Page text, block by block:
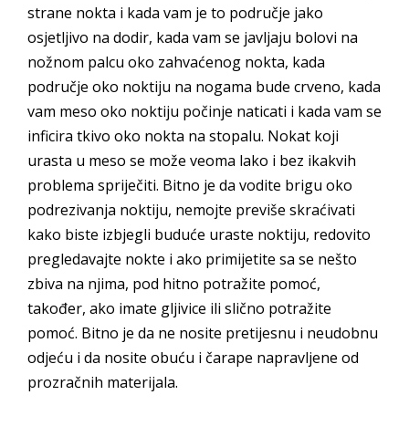
strane nokta i kada vam je to područje jako
osjetljivo na dodir, kada vam se javljaju bolovi na
nožnom palcu oko zahvaćenog nokta, kada
područje oko noktiju na nogama bude crveno, kada
vam meso oko noktiju počinje naticati i kada vam se
inficira tkivo oko nokta na stopalu. Nokat koji
urasta u meso se može veoma lako i bez ikakvih
problema spriječiti. Bitno je da vodite brigu oko
podrezivanja noktiju, nemojte previše skraćivati
kako biste izbjegli buduće uraste noktiju, redovito
pregledavajte nokte i ako primijetite sa se nešto
zbiva na njima, pod hitno potražite pomoć,
također, ako imate gljivice ili slično potražite
pomoć. Bitno je da ne nosite pretijesnu i neudobnu
odjeću i da nosite obuću i čarape napravljene od
prozračnih materijala.